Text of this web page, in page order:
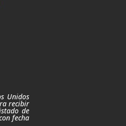
Unidos
recibir
de
fecha